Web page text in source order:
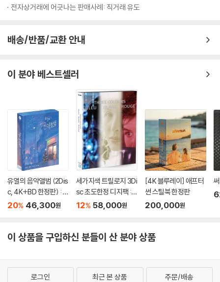
전자상거래에 어긋나는 판매사례: 직거래 유도
배송/반품/교환 안내
이 분야 베스트셀러
유열의 음악앨범 (2Dis
c, 4K+BD 한정판) : 블
루레이
20% 46,300원
세가지색 트릴로지 3Di
sc 초도한정 디지팩 :
블루레이
12% 58,000원
[4K 블루레이] 애프터
썬 스틸북 한정판
200,000원
이 상품을 구입하신 분들이 산 분야 상품
로그인 최근 본 상품 주문/배송